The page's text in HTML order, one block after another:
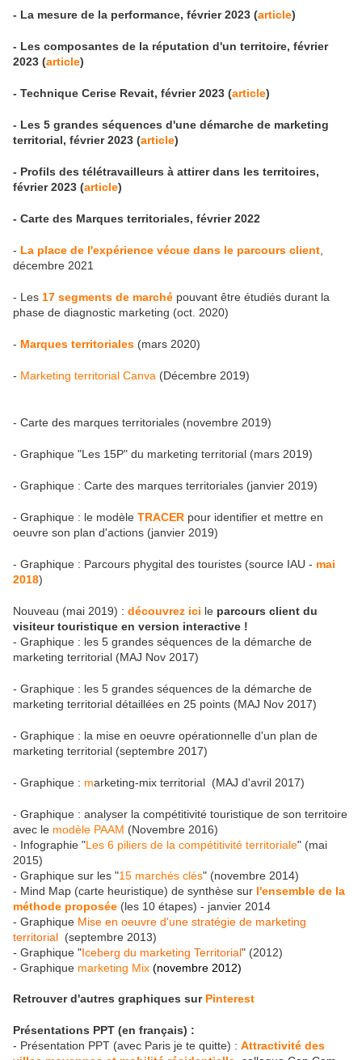
- La mesure de la performance, février 2023 (article)
- Les composantes de la réputation d'un territoire, février
2023 (article)
- Technique Cerise Revait, février 2023 (article)
- Les 5 grandes séquences d'une démarche de marketing
territorial, février 2023 (article)
- Profils des télétravailleurs à attirer dans les territoires,
février 2023 (article)
- Carte des Marques territoriales, février 2022
- La place de l'expérience vécue dans le parcours client
décembre 2021
- Les 17 segments de marché pouvant être étudiés durant la
phase de diagnostic marketing (oct. 2020)
- Marques territoriales (mars 2020)
- Marketing territorial Canva (Décembre 2019)
- Carte des marques territoriales (novembre 2019)
- Graphique "Les 15P" du marketing territorial (mars 2019)
- Graphique : Carte des marques territoriales (janvier 2019)
- Graphique : le modèle TRACER pour identifier et mettre en
oeuvre son plan d'actions (janvier 2019)
- Graphique : Parcours phygital des touristes (source IAU - mai
2018)
Nouveau (mai 2019) : découvrez ici le parcours client du
visiteur touristique en version interactive !
- Graphique : les 5 grandes séquences de la démarche de
marketing territorial (MAJ Nov 2017)
- Graphique : les 5 grandes séquences de la démarche de
marketing territorial détaillées en 25 points (MAJ Nov 2017)
- Graphique : la mise en oeuvre opérationnelle d'un plan de
marketing territorial (septembre 2017)
- Graphique : marketing-mix territorial (MAJ d'avril 2017)
- Graphique : analyser la compétitivité touristique de son territoire
avec le modèle PAAM (Novembre 2016)
- Infographie "Les 6 piliers de la compétitivité territoriale" (mai
2015)
- Graphique sur les "15 marchés clés" (novembre 2014)
- Mind Map (carte heuristique) de synthèse sur l'ensemble de la
méthode proposée (les 10 étapes) - janvier 2014
- Graphique Mise en oeuvre d'une stratégie de marketing
territorial (septembre 2013)
- Graphique "Iceberg du marketing Territorial" (2012)
- Graphique marketing Mix (novembre 2012)
Retrouver d'autres graphiques sur Pinterest
Présentations PPT (en français) :
- Présentation PPT (avec Paris je te quitte) : Attractivité des